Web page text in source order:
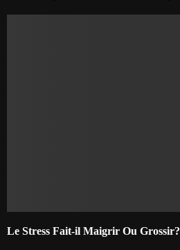
Le Stress Fait-il Maigrir Ou Grossir?